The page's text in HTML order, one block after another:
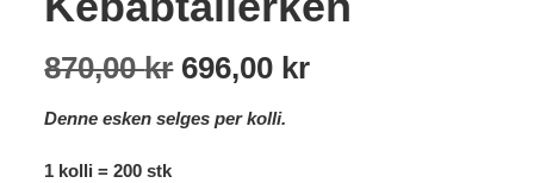
870,00kr Opprinnelig
pris
var:
696,00 krNåværende
Denne esken selges per kolli.
1 kolli = 200 stk